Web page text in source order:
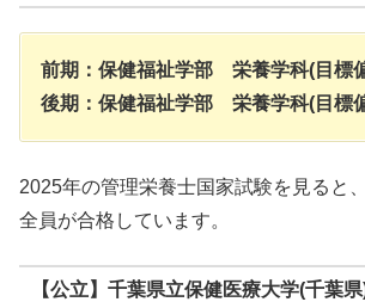
前期：保健福祉学部 栄養学科(目標
後期：保健福祉学部 栄養学科(目標
2025年の管理栄養士国家試験を見ると
全員が合格しています。
【公立】千葉県立保健医療大学(千葉県